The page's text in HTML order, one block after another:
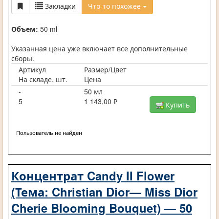
Закладки Что-то похожее
Объем: 50 ml
Указанная цена уже включает все дополнительные
сборы.
Артикул
Размер/Цвет
На складе, шт.
Цена
-
50 мл
5
1 143,00 ₽ Купить
Пользователь не найден
Концентрат Candy II Flower
(Тема: Christian Dior— Miss Dior
Cherie Blooming Bouquet) — 50